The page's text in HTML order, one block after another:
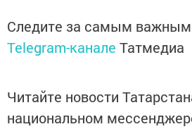
Следите за самым
Telegram-канале Татмедиа
Читайте новости
национальном